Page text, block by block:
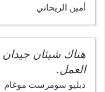
أمين الريحاني
هناك شيئان جيدان
العمل.
دبليو سومرست موغام